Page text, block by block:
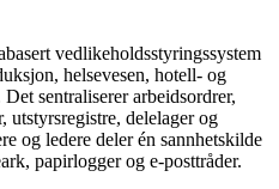
vedlikeholdsstyringssystem
helsevesen, hotell- og
sentraliserer arbeidsordrer,
utstyrsregistre, delelager og
og ledere deler én sannhetskilde
papirlogger og e-posttråder.